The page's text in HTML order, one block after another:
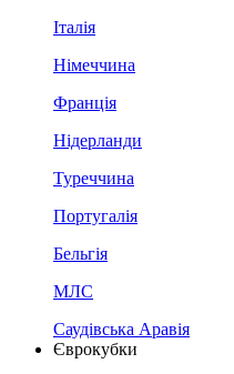
Італія
Німеччина
Франція
Нідерланди
Туреччина
Португалія
Бельгія
МЛС
Саудівська Аравія
Єврокубки